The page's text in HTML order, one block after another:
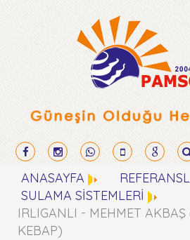
ANASAYFA
SULAMA SİSTEMLERİ
IRLIGANLI - MEHMET AKBAŞ
KEBAP)